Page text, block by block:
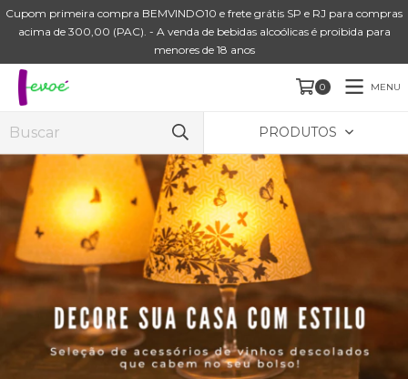
Cupom primeira compra BEMVINDO10 e frete grátis SP e RJ para compras
acima de 300,00 (PAC). - A venda de bebidas alcoólicas é proibida para
menores de 18 anos
0 MENU
PRODUTOS